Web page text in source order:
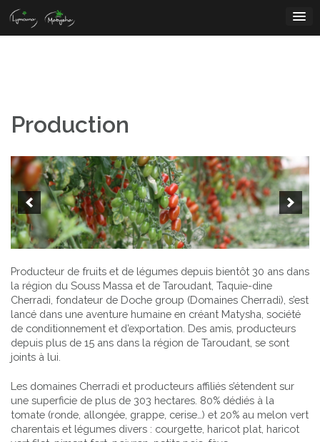
Skip
content
Production
Producteur de fruits et de légumes depuis bientôt 30 ans dans
la région du Souss Massa et de Taroudant, Taquie-dine
Cherradi, fondateur de Doche group (Domaines Cherradi), s’est
lancé dans une aventure humaine en créant Matysha, société
de conditionnement et d’exportation. Des amis, producteurs
depuis plus de 15 ans dans la région de Taroudant, se sont
joints à lui.
Les domaines Cherradi et producteurs affiliés s’étendent sur
une superficie de plus de 303 hectares. 80% dédiés à la
tomate (ronde, allongée, grappe, cerise…) et 20% au melon vert
charentais et légumes divers : courgette, haricot plat, haricot